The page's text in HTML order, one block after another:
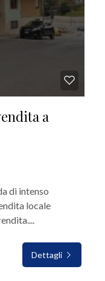
a
di intenso
locale
Dettagli